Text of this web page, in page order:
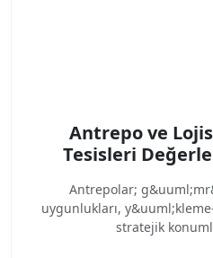
Antrepo ve
Tesisleri
Antrepolar;
uygunlukları,
stratejik